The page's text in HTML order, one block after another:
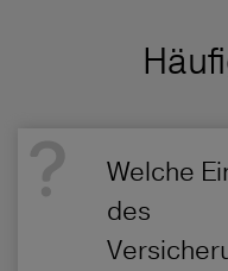
Welche
des